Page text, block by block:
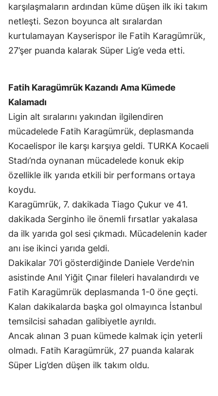
karşılaşmaların ardından küme düşen ilk iki takım
netleşti. Sezon boyunca alt sıralardan
kurtulamayan Kayserispor ile Fatih Karagümrük,
27’şer puanda kalarak Süper Lig’e veda etti.
Fatih Karagümrük Kazandı Ama Kümede
Kalamadı
Ligin alt sıralarını yakından ilgilendiren
mücadelede Fatih Karagümrük, deplasmanda
Kocaelispor ile karşı karşıya geldi. TURKA Kocaeli
Stadı’nda oynanan mücadelede konuk ekip
özellikle ilk yarıda etkili bir performans ortaya
koydu.
Karagümrük, 7. dakikada Tiago Çukur ve 41.
dakikada Serginho ile önemli fırsatlar yakalasa
da ilk yarıda gol sesi çıkmadı. Mücadelenin kader
anı ise ikinci yarıda geldi.
Dakikalar 70’i gösterdiğinde Daniele Verde’nin
asistinde Anıl Yiğit Çınar fileleri havalandırdı ve
Fatih Karagümrük deplasmanda 1-0 öne geçti.
Kalan dakikalarda başka gol olmayınca İstanbul
temsilcisi sahadan galibiyetle ayrıldı.
Ancak alınan 3 puan kümede kalmak için yeterli
olmadı. Fatih Karagümrük, 27 puanda kalarak
Süper Lig’den düşen ilk takım oldu.